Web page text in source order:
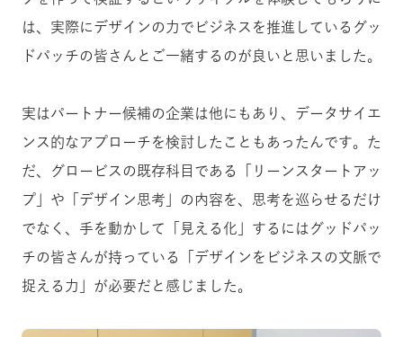
は、実際にデザインの力でビジネスを推進しているグッ
ドパッチの皆さんとご一緒するのが良いと思いました。
実はパートナー候補の企業は他にもあり、データサイエ
ンス的なアプローチを検討したこともあったんです。た
だ、グロービスの既存科目である「リーンスタートアッ
プ」や「デザイン思考」の内容を、思考を巡らせるだけ
でなく、手を動かして「見える化」するにはグッドパッ
チの皆さんが持っている「デザインをビジネスの文脈で
捉える力」が必要だと感じました。